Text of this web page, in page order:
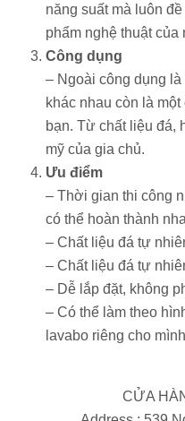
năng suất mà luôn
phẩm nghệ thuật
Công dụng
– Ngoài công dụng
khác nhau còn là
bạn. Từ chất liệu đá,
mỹ của gia chủ.
Ưu điểm
– Thời gian thi công
có thể hoàn thành
– Chất liệu đá tự
– Chất liệu đá tự
– Dễ lắp đặt, không
– Có thể làm theo
lavabo riêng cho
CỬA